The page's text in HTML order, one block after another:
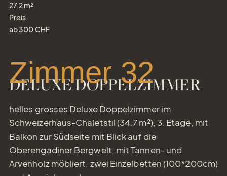
27.2m²
Preis
ab300 CHF
DELUXE DOPPELZIMMER
Zimmer 32
helles grosses Deluxe Doppelzimmer im
Schweizerhaus-Chaletstil (34.7 m²), 3. Etage, mit
Balkon zur Südseite mit Blick auf die
Oberengadiner Bergwelt, mit Tannen- und
Arvenholz möbliert, zwei Einzelbetten (100*200cm)